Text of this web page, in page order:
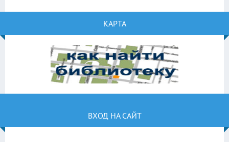
КАРТА
ВХОД НА САЙТ